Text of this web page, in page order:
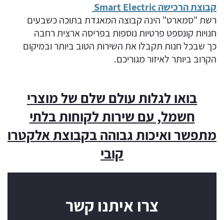
קבוצת הרכישה Smart Electric
רשת "סמארט" הינה קבוצה המאגדת בתוכה כשבעים
חנויות קונספט פרטיות נוספות בפריסה ארצית רחבה
כך שבכל חנות תקבלו את השירות הטוב ביותר ובמיקום
הקרוב ביותר לאיזור מגוריכם.
בואו לגלות עולם שלם של מוצרי
חשמל, עם שירות לקוחות בלתי
מתפשר ואיכות גבוהה בקבוצת אלקטרו
קובי
צרו איתנו קשר